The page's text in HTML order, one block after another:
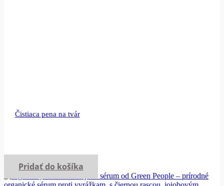
Čistiaca pena na tvár
Pridať do košíka